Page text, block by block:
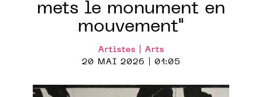
mets le monument en
mouvement"
Artistes | Arts
20 MAI 2026 | 01:05